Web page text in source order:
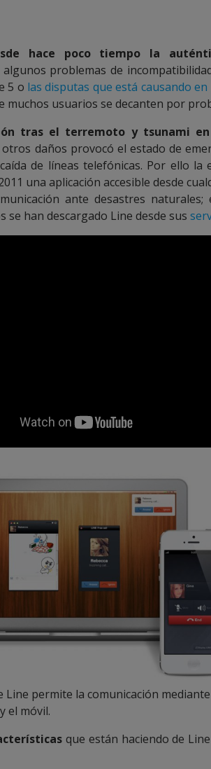
hace poco tiempo la
problemas de
5 o las disputas que está causando
muchos usuarios se decanten por
tras el terremoto y tsunami
daños provocó el estado de
de líneas telefónicas. Por ello la
una aplicación accesible desde
ante desastres
se han descargado Line desde sus
Line permite la comunicación
el móvil.
que están haciendo de